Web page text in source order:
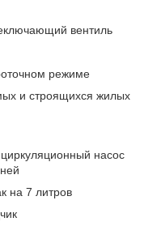
вентиль
режиме
и строящихся жилых
насос
на 7 литров